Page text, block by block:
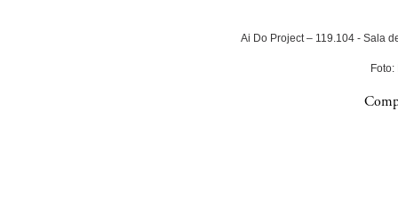
Ai Do Project – 119.104 - Sala